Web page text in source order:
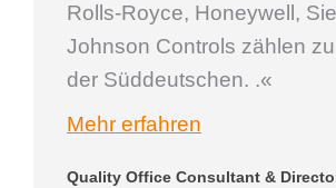
Rolls-Royce, Honeywell,
Johnson Controls zählen
der Süddeutschen. .«
Mehr erfahren
Quality Office Consultant &